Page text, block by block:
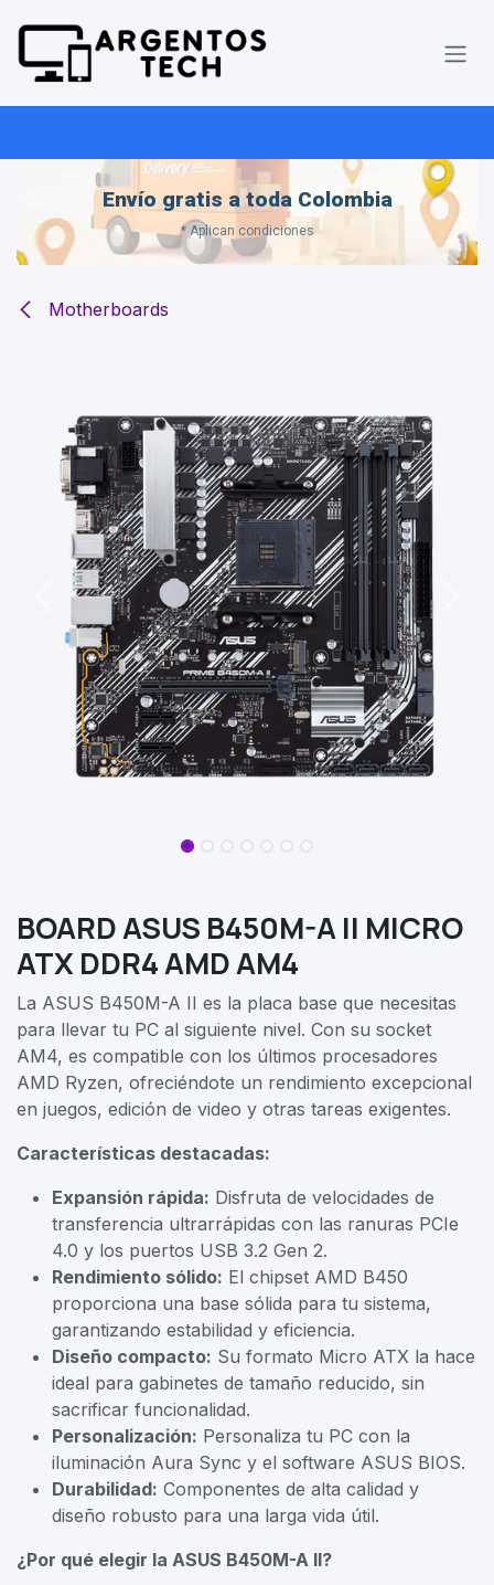
Envío gratis a toda Colombia
* Aplican condiciones
Motherboards
BOARD ASUS B450M-A II MICRO
ATX DDR4 AMD AM4
La ASUS B450M-A II es la placa base que necesitas
para llevar tu PC al siguiente nivel. Con su socket
AM4, es compatible con los últimos procesadores
AMD Ryzen, ofreciéndote un rendimiento excepcional
en juegos, edición de video y otras tareas exigentes.
Características destacadas:
Expansión rápida: Disfruta de velocidades de
transferencia ultrarrápidas con las ranuras PCIe
4.0 y los puertos USB 3.2 Gen 2.
Rendimiento sólido: El chipset AMD B450
proporciona una base sólida para tu sistema,
garantizando estabilidad y eficiencia.
Diseño compacto: Su formato Micro ATX la hace
ideal para gabinetes de tamaño reducido, sin
sacrificar funcionalidad.
Personalización: Personaliza tu PC con la
iluminación Aura Sync y el software ASUS BIOS.
Durabilidad: Componentes de alta calidad y
diseño robusto para una larga vida útil.
¿Por qué elegir la ASUS B450M-A II?